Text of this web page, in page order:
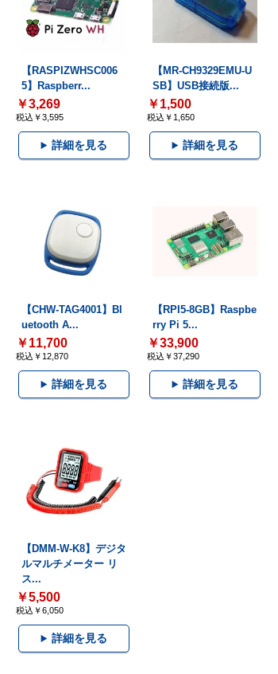
【RASPIZWHSC006
5】Raspberr...
￥3,269
税込￥3,595
詳細を見る
【MR-CH9329EMU-U
SB】USB接続版...
￥1,500
税込￥1,650
詳細を見る
【CHW-TAG4001】Bl
uetooth A...
￥11,700
税込￥12,870
詳細を見る
【RPI5-8GB】Raspbe
rry Pi 5...
￥33,900
税込￥37,290
詳細を見る
【DMM-W-K8】デジタ
ルマルチメーター リ
ス...
￥5,500
税込￥6,050
詳細を見る